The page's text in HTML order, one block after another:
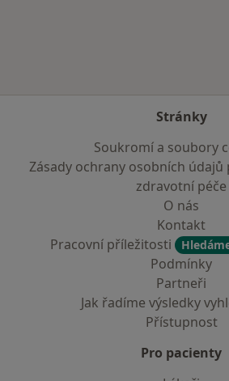
Stránky
Soukromí a soubory
Zásady ochrany osobních údajů
zdravotní péče
O nás
Kontakt
Pracovní příležitosti
Podmínky
Partneři
Jak řadíme výsledky
Přístupnost
Pro pacienty